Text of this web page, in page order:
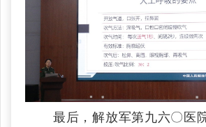
最后，解放军第九六〇医